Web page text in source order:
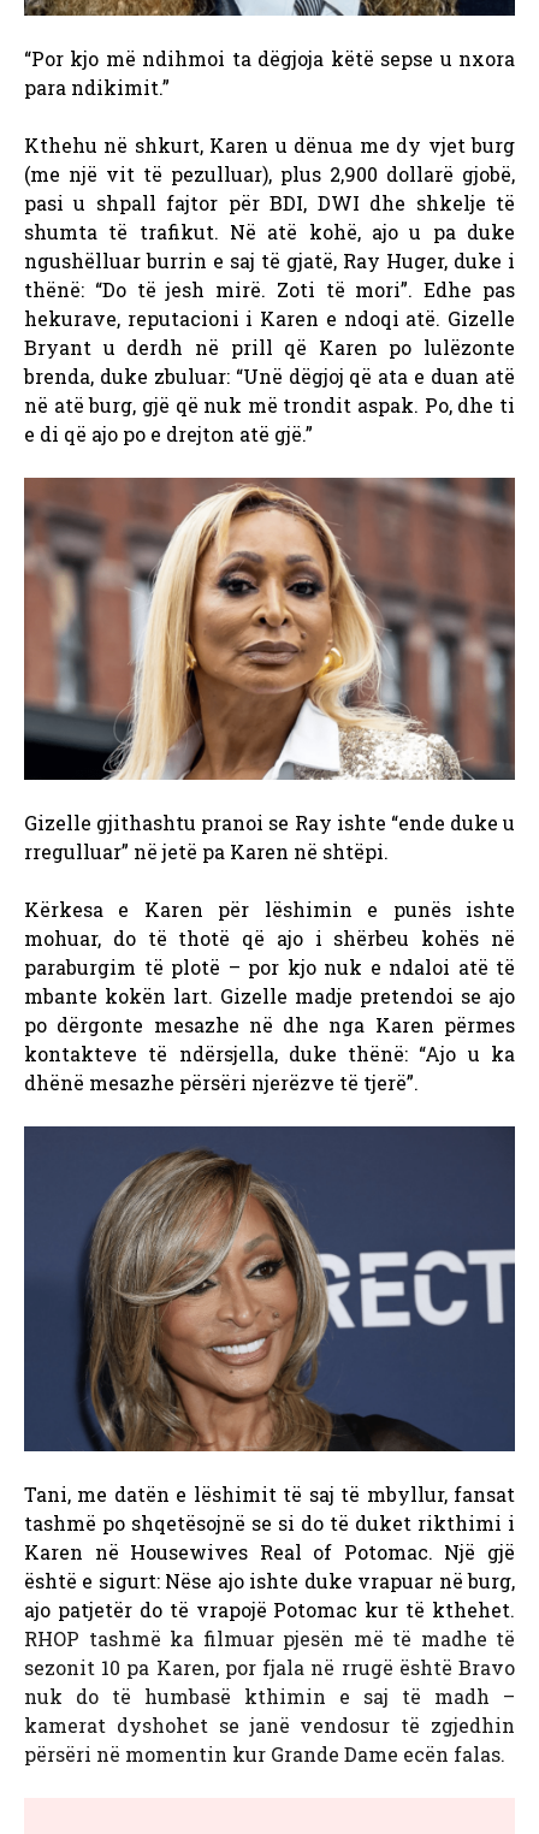
“Por kjo më ndihmoi ta dëgjoja këtë sepse u nxora
para ndikimit.”
Kthehu në shkurt, Karen u dënua me dy vjet burg
(me një vit të pezulluar), plus 2,900 dollarë gjobë,
pasi u shpall fajtor për BDI, DWI dhe shkelje të
shumta të trafikut. Në atë kohë, ajo u pa duke
ngushëlluar burrin e saj të gjatë, Ray Huger, duke i
thënë: “Do të jesh mirë. Zoti të mori”.Edhe pas
hekurave, reputacioni i Karen e ndoqi atë. Gizelle
Bryant u derdh në prill që Karen po lulëzonte
brenda, duke zbuluar: “Unë dëgjoj që ata e duan atë
në atë burg, gjë që nuk më trondit aspak. Po, dhe ti
e di që ajo po e drejton atë gjë.”
Gizelle gjithashtu pranoi se Ray ishte “ende duke u
rregulluar” në jetë pa Karen në shtëpi.
Kërkesa e Karen për lëshimin e punës ishte
mohuar, do të thotë që ajo i shërbeu kohës në
paraburgim të plotë – por kjo nuk e ndaloi atë të
mbante kokën lart. Gizelle madje pretendoi se ajo
po dërgonte mesazhe në dhe nga Karen përmes
kontakteve të ndërsjella, duke thënë: “Ajo u ka
dhënë mesazhe përsëri njerëzve të tjerë”.
Tani, me datën e lëshimit të saj të mbyllur, fansat
tashmë po shqetësojnë se si do të duket rikthimi i
Karen në Housewives Real of Potomac. Një gjë
është e sigurt: Nëse ajo ishte duke vrapuar në burg,
ajo patjetër do të vrapojë Potomac kur të kthehet.
RHOP tashmë ka filmuar pjesën më të madhe të
sezonit 10 pa Karen, por fjala në rrugë është Bravo
nuk do të humbasë kthimin e saj të madh –
kamerat dyshohet se janë vendosur të zgjedhin
përsëri në momentin kur Grande Dame ecën falas.